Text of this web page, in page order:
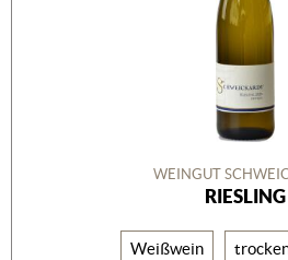
WEINGUT
RIESLING
Weißwein